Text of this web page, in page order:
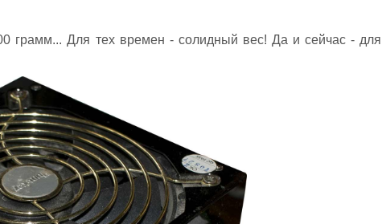
грамм... Для тех времен - солидный вес! Да и сейчас - для